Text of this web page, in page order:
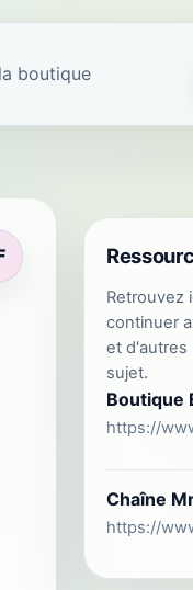
boutique
Retrouvez
continuer
et d'autres
sujet.
Boutique
https://
Chaîne
https://